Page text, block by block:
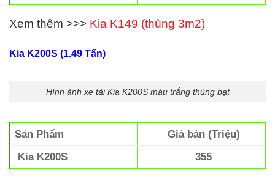
Xem thêm >>> Kia K149 (thùng 3m2)
Kia K200S (1.49 Tấn)
Hình ảnh xe tải Kia K200S màu trắng thùng bạt
Sản Phẩm
Giá bán (Triệu)
Kia K200S
355